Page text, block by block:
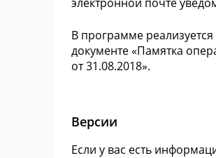
В программе
документе «Памятка
от 31.08.2018».
Версии
Если у вас есть